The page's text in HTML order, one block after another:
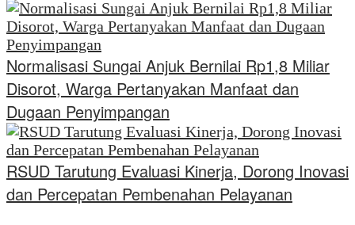
Normalisasi Sungai Anjuk Bernilai Rp1,8 Miliar
Disorot, Warga Pertanyakan Manfaat dan
Dugaan Penyimpangan
RSUD Tarutung Evaluasi Kinerja, Dorong Inovasi
dan Percepatan Pembenahan Pelayanan